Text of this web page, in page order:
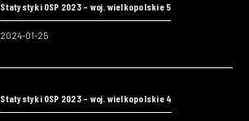
Statystyki OSP 2023 – woj. wielkopolskie 5
2024-01-25
Statystyki OSP 2023 – woj. wielkopolskie 4